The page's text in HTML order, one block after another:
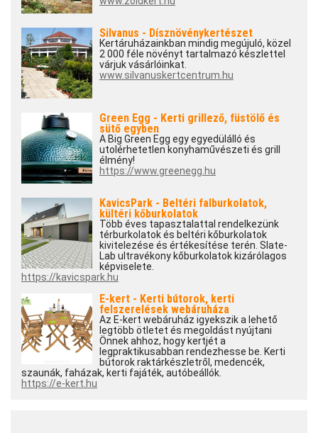
Silvanus - Dísznövénykertészet
Kertáruházainkban mindig megújuló, közel
2 000 féle növényt tartalmazó készlettel
várjuk vásárlóinkat.
www.silvanuskertcentrum.hu
Green Egg - Kerti grillező, füstölő és
sütő egyben
A Big Green Egg egy egyedülálló és
utolérhetetlen konyhaművészeti és grill
élmény!
https://www.greenegg.hu
KavicsPark - Beltéri falburkolatok,
kültéri kőburkolatok
Több éves tapasztalattal rendelkezünk
térburkolatok és beltéri kőburkolatok
kivitelezése és értékesítése terén. Slate-
Lab ultravékony kőburkolatok kizárólagos
képviselete.
https://kavicspark.hu
E-kert - Kerti bútorok, kerti
felszerelések webáruháza
Az E-kert webáruház igyekszik a lehető
legtöbb ötletet és megoldást nyújtani
Önnek ahhoz, hogy kertjét a
legpraktikusabban rendezhesse be. Kerti
bútorok raktárkészletről, medencék,
szaunák, faházak, kerti fajáték, autóbeállók.
https://e-kert.hu